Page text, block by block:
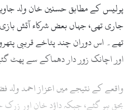
پولیس کے مطابق حسنین خان ولد
جاری تھی، جہاں بعض شرکاء آتش
تھے۔ اس دوران چند پٹاخے قریبی
اور اچانک زور دار دھماکے سے پھٹ
واقعے کے نتیجے میں اعزاز احمد
بحق ہو گئے، جبکہ داؤد خان اور زرک